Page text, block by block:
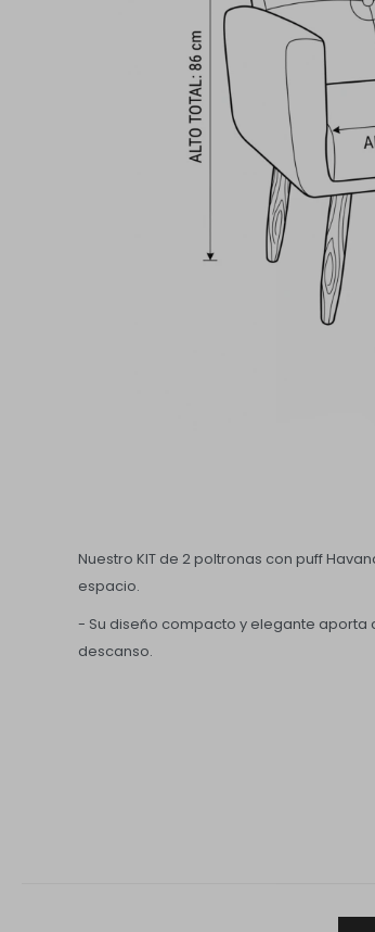
Nuestro KIT de 2 poltronas con puff
espacio.
- Su diseño compacto y elegante aporta
descanso.